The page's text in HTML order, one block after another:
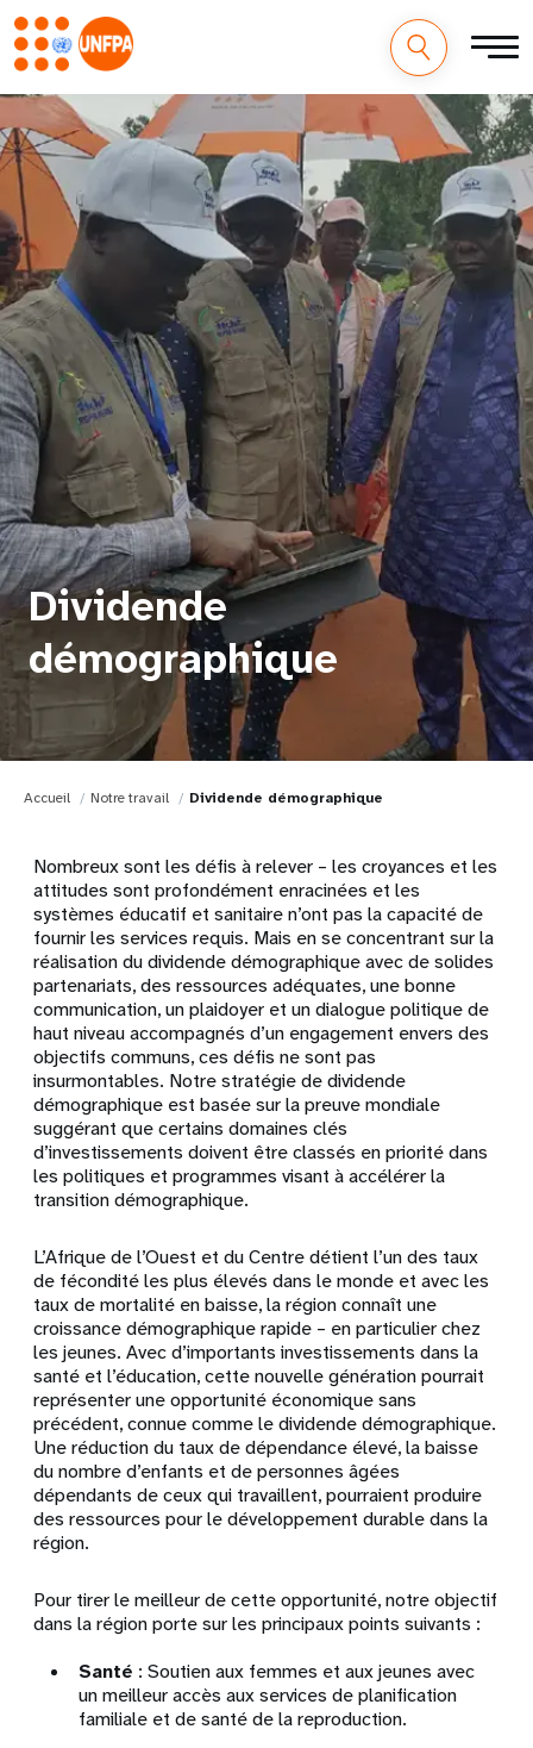
Dividende
démographique
Accueil Notre travail Dividende démographique
Nombreux sont les défis à relever – les croyances et les
attitudes sont profondément enracinées et les
systèmes éducatif et sanitaire n’ont pas la capacité de
fournir les services requis. Mais en se concentrant sur la
réalisation du dividende démographique avec de solides
partenariats, des ressources adéquates, une bonne
communication, un plaidoyer et un dialogue politique de
haut niveau accompagnés d’un engagement envers des
objectifs communs, ces défis ne sont pas
insurmontables. Notre stratégie de dividende
démographique est basée sur la preuve mondiale
suggérant que certains domaines clés
d’investissements doivent être classés en priorité dans
les politiques et programmes visant à accélérer la
transition démographique.
L’Afrique de l’Ouest et du Centre détient l’un des taux
de fécondité les plus élevés dans le monde et avec les
taux de mortalité en baisse, la région connaît une
croissance démographique rapide – en particulier chez
les jeunes. Avec d’importants investissements dans la
santé et l’éducation, cette nouvelle génération pourrait
représenter une opportunité économique sans
précédent, connue comme le dividende démographique.
Une réduction du taux de dépendance élevé, la baisse
du nombre d’enfants et de personnes âgées
dépendants de ceux qui travaillent, pourraient produire
des ressources pour le développement durable dans la
région.
Pour tirer le meilleur de cette opportunité, notre objectif
dans la région porte sur les principaux points suivants :
Santé : Soutien aux femmes et aux jeunes avec
un meilleur accès aux services de planification
familiale et de santé de la reproduction.